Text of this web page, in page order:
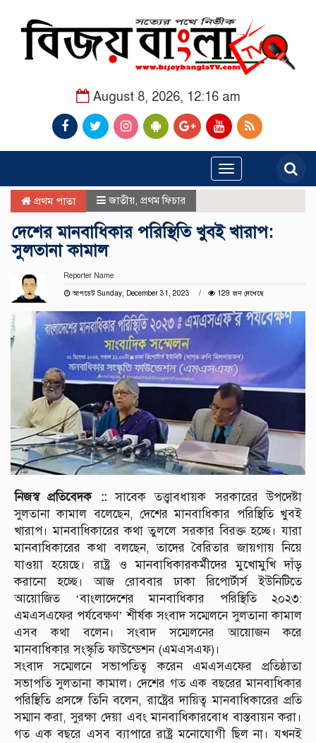
August 8, 2026, 12:16 am
Toggle
navigation
প্রথম পাতা জাতীয় প্রথম ফিচার
দেশের মানবাধিকার পরিস্থিতি খুবই খারাপ:
সুলতানা কামাল
Reporter Name
আপডেট Sunday, December 31, 2023
129 জন দেখেছে
নিজস্ব প্রতিবেদক ::সাবেক তত্ত্বাবধায়ক সরকারের উপদেষ্টা
সুলতানা কামাল বলেছেন, দেশের মানবাধিকার পরিস্থিতি খুবই
খারাপ। মানবাধিকারের কথা তুললে সরকার বিরক্ত হচ্ছে। যারা
মানবাধিকারের কথা বলছেন, তাদের বৈরিতার জায়গায় নিয়ে
যাওয়া হয়েছে। রাষ্ট্র ও মানবাধিকারকর্মীদের মুখোমুখি দাঁড়
করানো হচ্ছে। আজ রোববার ঢাকা রিপোর্টার্স ইউনিটিতে
আয়োজিত ‘বাংলাদেশের মানবাধিকার পরিস্থিতি ২০২৩:
এমএসএফের পর্যবেক্ষণ’ শীর্ষক সংবাদ সম্মেলনে সুলতানা কামাল
এসব কথা বলেন। সংবাদ সম্মেলনের আয়োজন করে
মানবাধিকার সংস্কৃতি ফাউন্ডেশন (এমএসএফ)।
সংবাদ সম্মেলনে সভাপতিত্ব করেন এমএসএফের প্রতিষ্ঠাতা
সভাপতি সুলতানা কামাল। দেশের গত এক বছরের মানবাধিকার
পরিস্থিতি প্রসঙ্গে তিনি বলেন, রাষ্ট্রের দায়িত্ব মানবাধিকারের প্রতি
সম্মান করা, সুরক্ষা দেয়া এবং মানবাধিকারবোধ বাস্তবায়ন করা।
গত এক বছরে এসব ব্যাপারে রাষ্ট্র মনোযোগী ছিল না। যখনই